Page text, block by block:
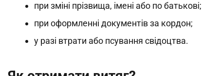
при зміні прізвища, імені або по батькові;
при оформленні документів за кордон;
у разі втрати або псування свідоцтва.